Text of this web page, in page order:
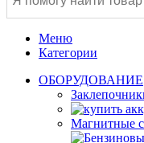
Меню
Категории
ОБОРУДОВАНИЕ
Магнитные